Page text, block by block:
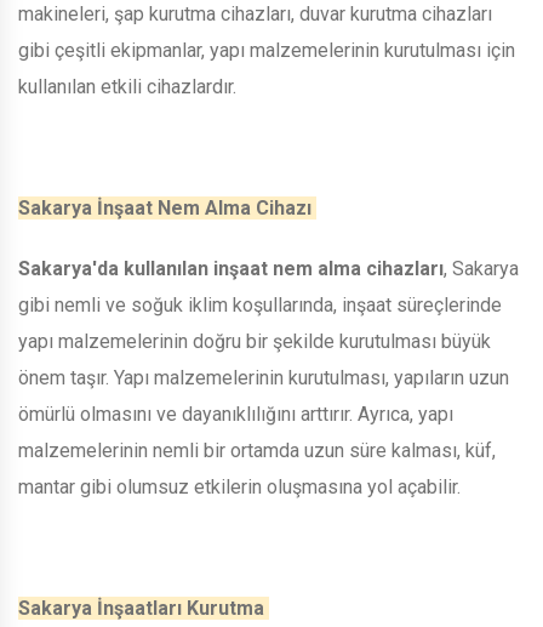
makineleri, şap kurutma cihazları, duvar kurutma cihazları
gibi çeşitli ekipmanlar, yapı malzemelerinin kurutulması için
kullanılan etkili cihazlardır.
Sakarya İnşaat Nem Alma Cihazı
Sakarya'da kullanılan inşaat nem alma cihazları, Sakarya
gibi nemli ve soğuk iklim koşullarında, inşaat süreçlerinde
yapı malzemelerinin doğru bir şekilde kurutulması büyük
önem taşır. Yapı malzemelerinin kurutulması, yapıların uzun
ömürlü olmasını ve dayanıklılığını arttırır. Ayrıca, yapı
malzemelerinin nemli bir ortamda uzun süre kalması, küf,
mantar gibi olumsuz etkilerin oluşmasına yol açabilir.
Sakarya İnşaatları Kurutma